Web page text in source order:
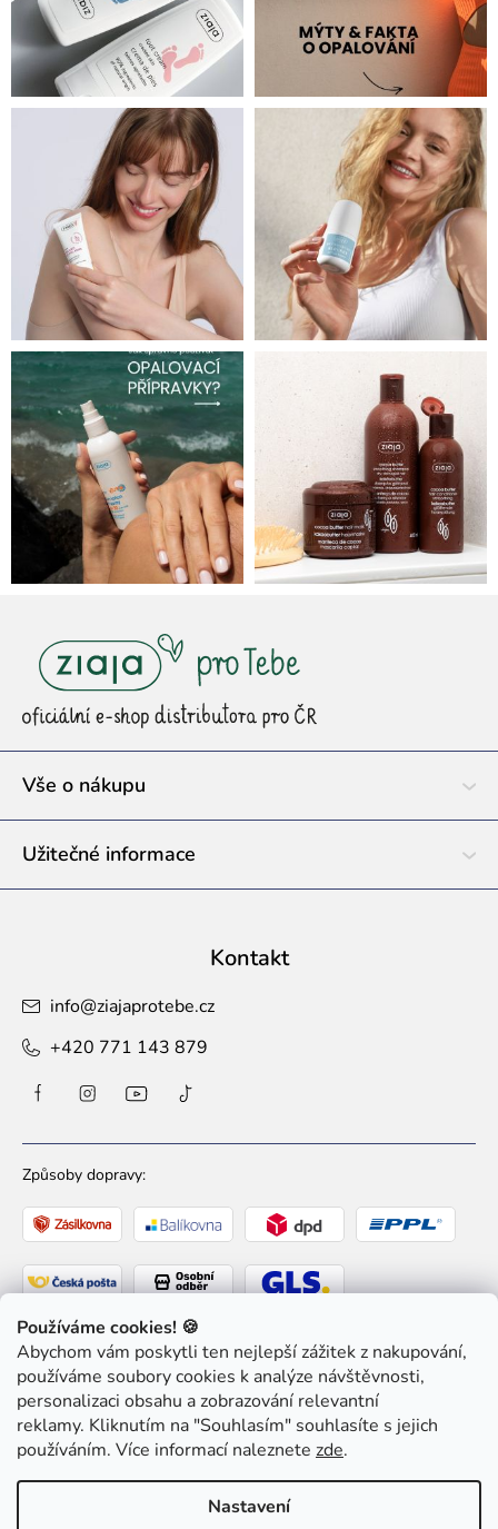
Používáme cookies! 🍪
Abychom vám poskytli ten nejlepší zážitek z nakupování,
používáme soubory cookies k analýze návštěvnosti,
personalizaci obsahu a zobrazování relevantní
reklamy. Kliknutím na "Souhlasím" souhlasíte s jejich
používáním. Více informací naleznete zde.
Nastavení
t
Vše o nákupu
Užitečné informace
Kontakt
info@ziajaprotebe.cz
+420 771 143 879
Způsoby dopravy:
Způsoby platby:
Ziaja pro Tebe
Upravit nastavení cookies